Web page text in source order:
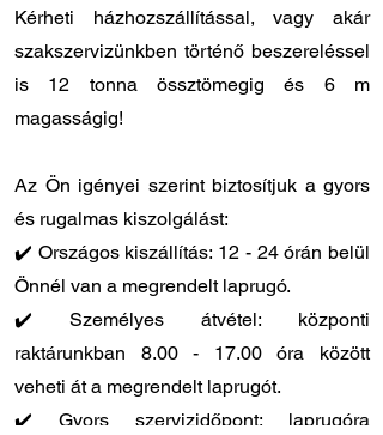
Kérheti házhozszállítással, vagy akár
szakszervizünkben történő beszereléssel
is 12 tonna össztömegig és 6 m
magasságig!
Az Ön igényei szerint biztosítjuk a gyors
és rugalmas kiszolgálást:
✔️ Országos kiszállítás: 12 - 24 órán belül
Önnél van a megrendelt laprugó.
✔️ Személyes átvétel: központi
raktárunkban 8.00 - 17.00óra között
veheti át a megrendelt laprugót.
✔️ Gyors szervizidőpont: laprugóra